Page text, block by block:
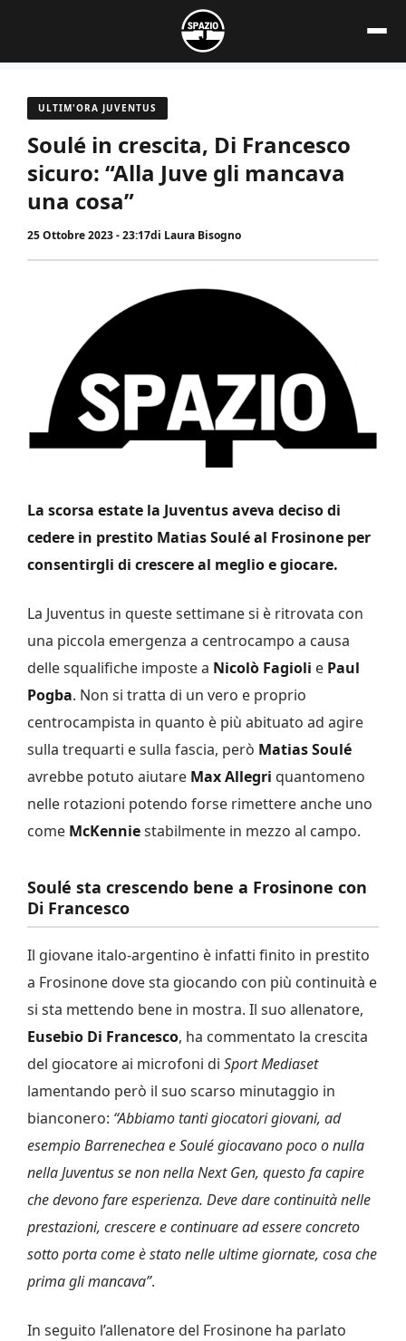
contenuto
ULTIM'ORA JUVENTUS
Soulé in crescita, Di Francesco
sicuro: “Alla Juve gli mancava
una cosa”
25 Ottobre 2023 - 23:17di Laura Bisogno
La scorsa estate la Juventus aveva deciso di
cedere in prestito Matias Soulé al Frosinone per
consentirgli di crescere al meglio e giocare.
La Juventus in queste settimane si è ritrovata con
una piccola emergenza a centrocampo a causa
delle squalifiche imposte a Nicolò Fagioli e Paul
Pogba. Non si tratta di un vero e proprio
centrocampista in quanto è più abituato ad agire
sulla trequarti e sulla fascia, però Matias Soulé
avrebbe potuto aiutare Max Allegri quantomeno
nelle rotazioni potendo forse rimettere anche uno
come McKenniestabilmente in mezzo al campo.
Soulé sta crescendo bene a Frosinone con
Di Francesco
Il giovane italo-argentino è infatti finito in prestito
a Frosinone dove sta giocando con più continuità e
si sta mettendo bene in mostra. Il suo allenatore,
Eusebio Di Francesco, ha commentato la crescita
del giocatore ai microfoni di Sport Mediaset
lamentando però il suo scarso minutaggio in
bianconero: “Abbiamo tanti giocatori giovani, ad
esempio Barrenechea e Soulé giocavano poco o nulla
nella Juventus se non nella Next Gen, questo fa capire
che devono fare esperienza. Deve dare continuità nelle
prestazioni, crescere e continuare ad essere concreto
sotto porta come è stato nelle ultime giornate, cosa che
prima gli mancava”.
In seguito l’allenatore del Frosinone ha parlato